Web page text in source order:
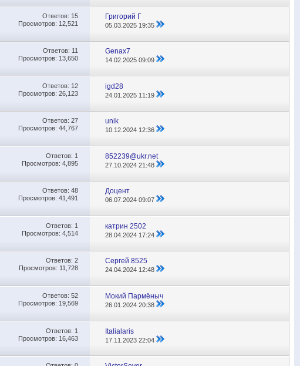
Ответов: 15
Просмотров: 12,521
Григорий Г
05.03.2025 19:35
Ответов: 11
Просмотров: 13,650
Genax7
14.02.202509:09
Ответов: 12
Просмотров: 26,123
igd28
24.01.2025 11:19
Ответов: 27
Просмотров: 44,767
unik
10.12.202412:36
Ответов: 1
Просмотров: 4,895
852239@ukr.net
27.10.202421:48
Ответов: 48
Просмотров: 41,491
Доцент
06.07.202409:07
Ответов: 1
Просмотров: 4,514
катрин 2502
28.04.2024 17:24
Ответов: 2
Просмотров: 11,728
Сергей 8525
24.04.2024 12:48
Ответов: 52
Просмотров: 19,569
Мокий Пармёныч
26.01.202420:38
Ответов: 1
Просмотров: 16,463
Italialaris
17.11.202322:04